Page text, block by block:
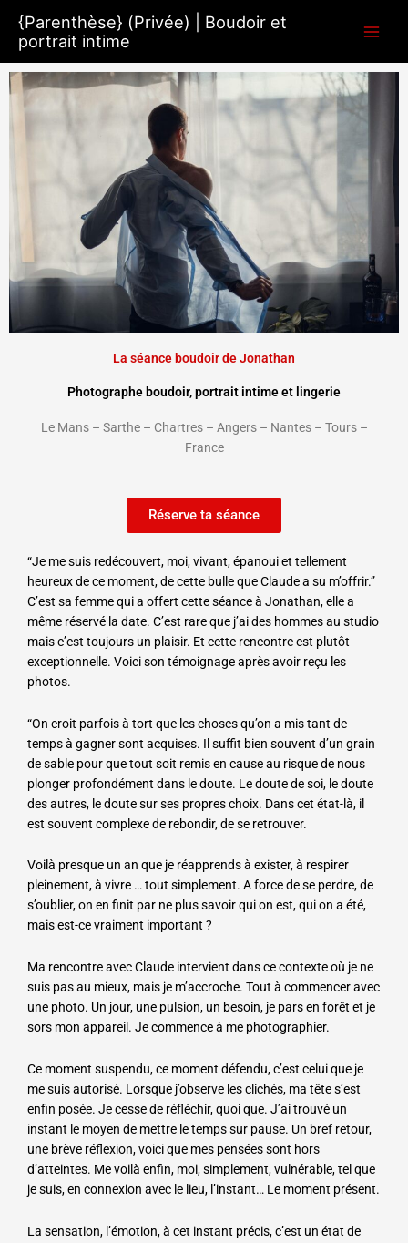
contenu
{Parenthèse} (Privée) | Boudoir et
portrait intime
La séance boudoir de Jonathan
Photographe boudoir, portrait intime et lingerie
Le Mans – Sarthe – Chartres – Angers – Nantes – Tours –
France
Réserve ta séance
“Je me suis redécouvert, moi, vivant, épanoui et tellement
heureux de ce moment, de cette bulle que Claude a su m’offrir.”
C’est sa femme qui a offert cette séance à Jonathan, elle a
même réservé la date. C’est rare que j’ai des hommes au studio
mais c’est toujours un plaisir. Et cette rencontre est plutôt
exceptionnelle. Voici son témoignage après avoir reçu les
photos.
“On croit parfois à tort que les choses qu’on a mis tant de
temps à gagner sont acquises. Il suffit bien souvent d’un grain
de sable pour que tout soit remis en cause au risque de nous
plonger profondément dans le doute. Le doute de soi, le doute
des autres, le doute sur ses propres choix. Dans cet état-là, il
est souvent complexe de rebondir, de se retrouver.
Voilà presque un an que je réapprends à exister, à respirer
pleinement, à vivre … tout simplement. A force de se perdre, de
s’oublier, on en finit par ne plus savoir qui on est, qui on a été,
mais est-ce vraiment important ?
Ma rencontre avec Claude intervient dans ce contexte où je ne
suis pas au mieux, mais je m’accroche. Tout à commencer avec
une photo. Un jour, une pulsion, un besoin, je pars en forêt et je
sors mon appareil. Je commence à me photographier.
Ce moment suspendu, ce moment défendu, c’est celui que je
me suis autorisé. Lorsque j’observe les clichés, ma tête s’est
enfin posée. Je cesse de réfléchir, quoi que. J’ai trouvé un
instant le moyen de mettre le temps sur pause. Un bref retour,
une brève réflexion, voici que mes pensées sont hors
d’atteintes. Me voilà enfin, moi, simplement, vulnérable, tel que
je suis, en connexion avec le lieu, l’instant… Le moment présent.
La sensation, l’émotion, à cet instant précis, c’est un état de